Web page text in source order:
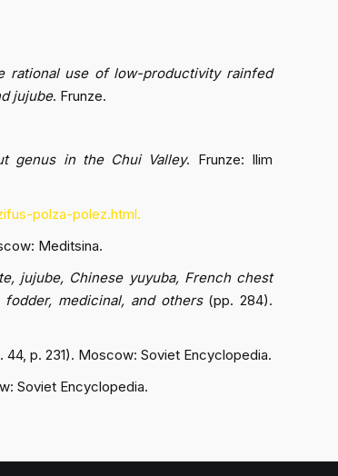
rational use of low-productivity rainfed
jujube. Frunze.
genus in the Chui Valley. Frunze: Ilim
polza-polez.html.
Meditsina.
jujube, Chinese yuyuba, French chest
medicinal, and others(pp. 284).
44, p. 231). Moscow: Soviet Encyclopedia.
Soviet Encyclopedia.